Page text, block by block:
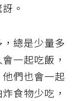
。
總是少量多
一起吃飯，
們也會一起
食物少吃，